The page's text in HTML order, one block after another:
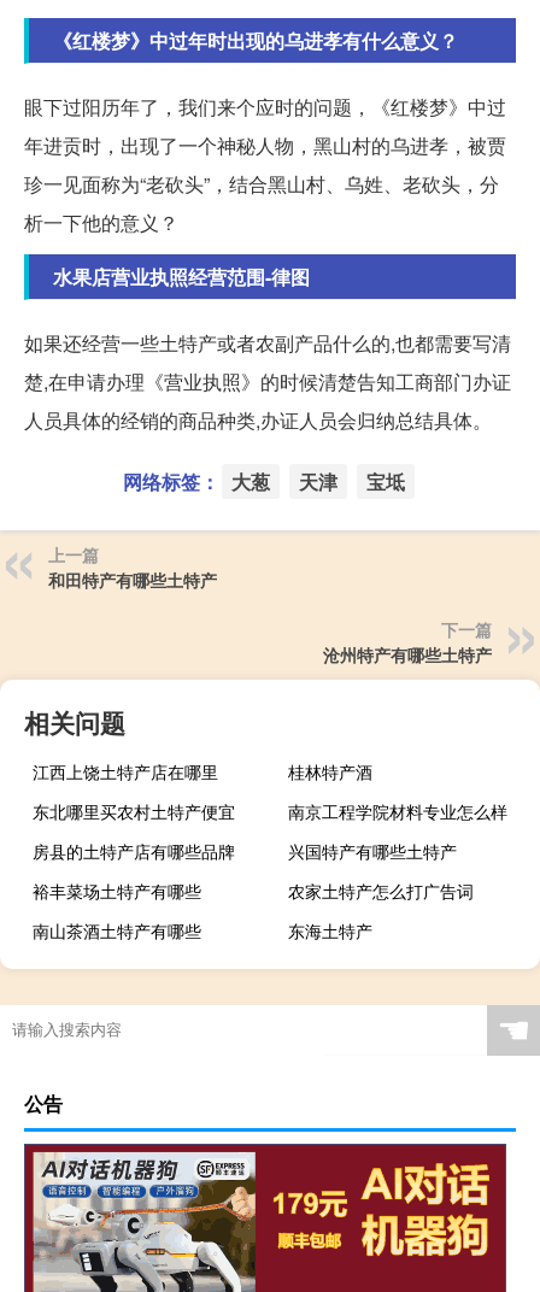
《红楼梦》中过年时出现的乌进孝有什么意义？
眼下过阳历年了，我们来个应时的问题，《红楼梦》中过
年进贡时，出现了一个神秘人物，黑山村的乌进孝，被贾
珍一见面称为“老砍头”，结合黑山村、乌姓、老砍头，分
析一下他的意义？
水果店营业执照经营范围-律图
如果还经营一些土特产或者农副产品什么的,也都需要写清
楚,在申请办理《营业执照》的时候清楚告知工商部门办证
人员具体的经销的商品种类,办证人员会归纳总结具体。
网络标签： 大葱 天津 宝坻
上一篇
和田特产有哪些土特产
下一篇
沧州特产有哪些土特产
相关问题
江西上饶土特产店在哪里
桂林特产酒
东北哪里买农村土特产便宜
南京工程学院材料专业怎么样
房县的土特产店有哪些品牌
兴国特产有哪些土特产
裕丰菜场土特产有哪些
农家土特产怎么打广告词
南山茶酒土特产有哪些
东海土特产
☚
公告